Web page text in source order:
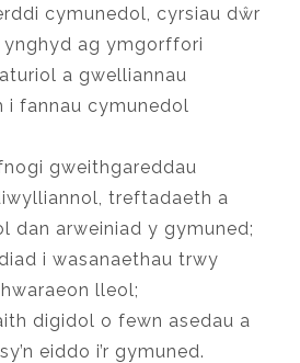
cymunedol, cyrsiau dŵr
ynghyd ag ymgorffori
a gwelliannau
i fannau cymunedol
gweithgareddau
treftadaeth a
dan arweiniad y gymuned;
i wasanaethau trwy
lleol;
digidol o fewn asedau a
eiddo i’r gymuned.